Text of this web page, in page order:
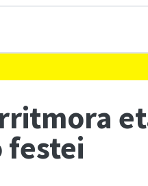
festei